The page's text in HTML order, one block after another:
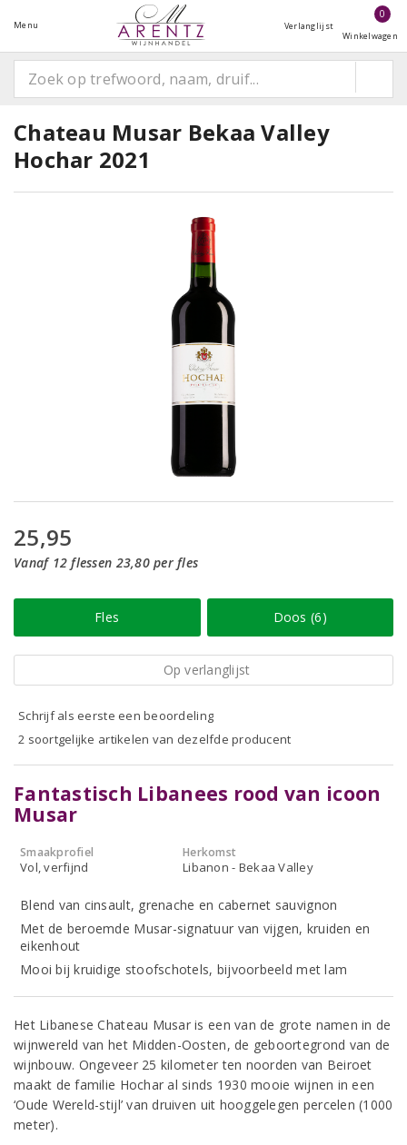
Menu Verlanglijst
0
Winkelwagen
Chateau Musar Bekaa Valley
Hochar 2021
25,95
Vanaf 12 flessen 23,80 per fles
Fles Doos (6)
Op verlanglijst
Schrijf als eerste een beoordeling
2 soortgelijke artikelen van dezelfde producent
Fantastisch Libanees rood van icoon
Musar
Smaakprofiel
Vol, verfijnd
Herkomst
Libanon - Bekaa Valley
Blend van cinsault, grenache en cabernet sauvignon
Met de beroemde Musar-signatuur van vijgen, kruiden en
eikenhout
Mooi bij kruidige stoofschotels, bijvoorbeeld met lam
Het Libanese Chateau Musar is een van de grote namen in de
wijnwereld van het Midden-Oosten, de geboortegrond van de
wijnbouw. Ongeveer 25 kilometer ten noorden van Beiroet
maakt de familie Hochar al sinds 1930 mooie wijnen in een
‘Oude Wereld-stijl’ van druiven uit hooggelegen percelen (1000
meter).